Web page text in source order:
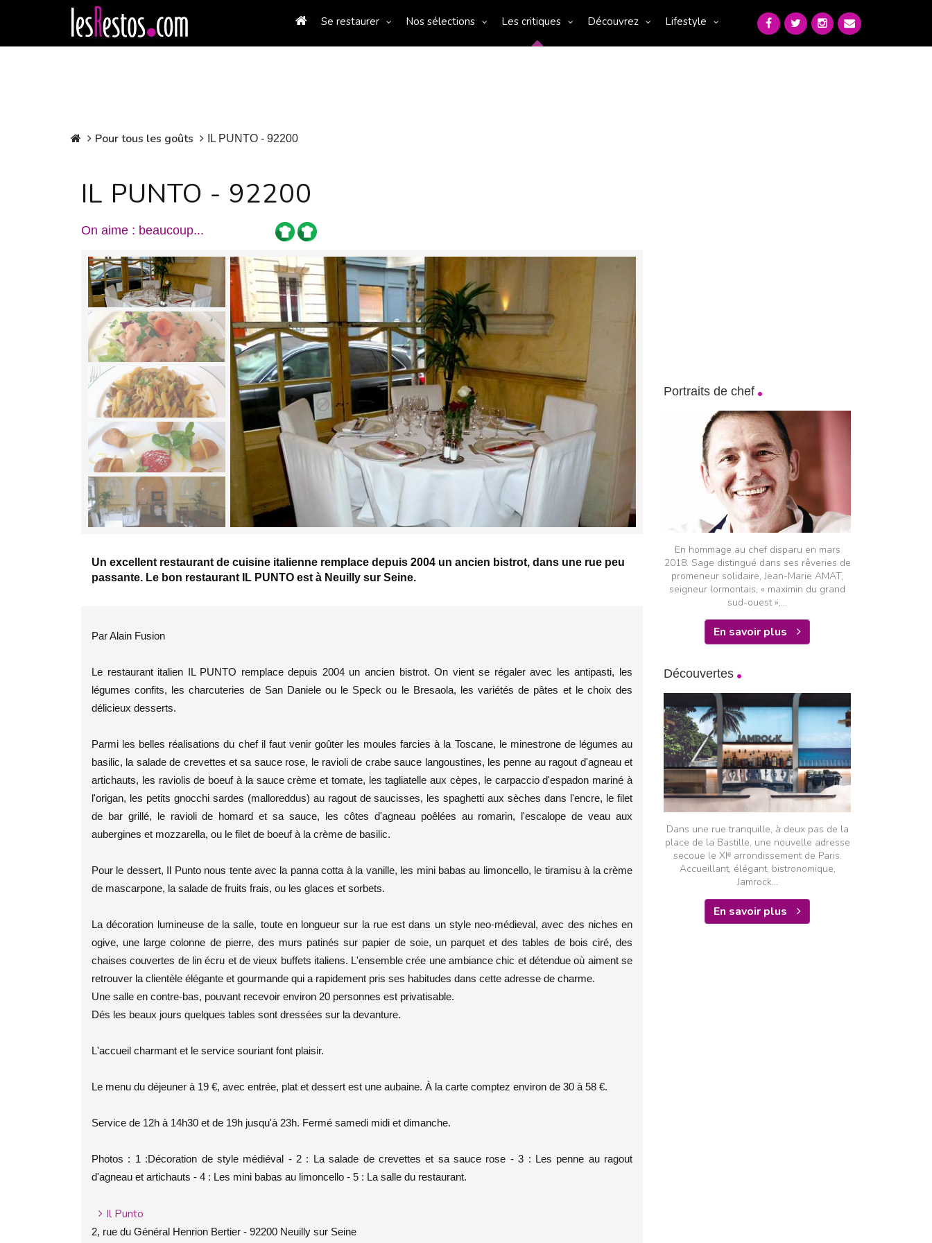
Se restaurer Nos sélections Les critiques Découvrez Lifestyle
Pour tous les goûts IL PUNTO - 92200
IL PUNTO - 92200
On aime : beaucoup...
Un excellent restaurant de cuisine italienne remplace depuis 2004 un ancien bistrot, dans une rue peu
passante. Le bon restaurant IL PUNTO est à Neuilly sur Seine.
Par Alain Fusion
Le restaurant italien IL PUNTO remplace depuis 2004 un ancien bistrot. On vient se régaler avec les antipasti, les
légumes confits, les charcuteries de San Daniele ou le Speck ou le Bresaola, les variétés de pâtes et le choix des
délicieux desserts.
Parmi les belles réalisations du chef il faut venir goûter les moules farcies à la Toscane, le minestrone de légumes au
basilic, la salade de crevettes et sa sauce rose, le ravioli de crabe sauce langoustines, les penne au ragout d'agneau et
artichauts, les raviolis de boeuf à la sauce crème et tomate, les tagliatelle aux cèpes, le carpaccio d'espadon mariné à
l'origan, les petits gnocchi sardes (malloreddus) au ragout de saucisses, les spaghetti aux sèches dans l'encre, le filet
de bar grillé, le ravioli de homard et sa sauce, les côtes d'agneau poêlées au romarin, l'escalope de veau aux
aubergines et mozzarella, ou le filet de boeuf à la crème de basilic.
Pour le dessert, Il Punto nous tente avec la panna cotta à la vanille, les mini babas au limoncello, le tiramisu à la crème
de mascarpone, la salade de fruits frais, ou les glaces et sorbets.
La décoration lumineuse de la salle, toute en longueur sur la rue est dans un style neo-médieval, avec des niches en
ogive, une large colonne de pierre, des murs patinés sur papier de soie, un parquet et des tables de bois ciré, des
chaises couvertes de lin écru et de vieux buffets italiens. L'ensemble crée une ambiance chic et détendue où aiment se
retrouver la clientèle élégante et gourmande qui a rapidement pris ses habitudes dans cette adresse de charme.
Une salle en contre-bas, pouvant recevoir environ 20 personnes est privatisable.
Dés les beaux jours quelques tables sont dressées sur la devanture.
L'accueil charmant et le service souriant font plaisir.
Le menu du déjeuner à 19 €, avec entrée, plat et dessert est une aubaine. À la carte comptez environ de 30 à 58 €.
Service de 12h à 14h30 et de 19h jusqu'à 23h. Fermé samedi midi et dimanche.
Photos : 1 :Décoration de style médiéval - 2 : La salade de crevettes et sa sauce rose - 3 : Les penne au ragout
d'agneau et artichauts - 4 : Les mini babas au limoncello - 5 : La salle du restaurant.
Il Punto
2, rue du Général Henrion Bertier - 92200 Neuilly sur Seine
Portraits de chef
En hommage au chef disparu en mars
2018. Sage distingué dans ses rêveries de
promeneur solidaire, Jean-Marie AMAT,
seigneur lormontais, « maximin du grand
sud-ouest »,...
En savoir plus
Découvertes
Dans une rue tranquille, à deux pas de la
place de la Bastille, une nouvelle adresse
secoue le XIᵉ arrondissement de Paris.
Accueillant, élégant, bistronomique,
Jamrock...
En savoir plus